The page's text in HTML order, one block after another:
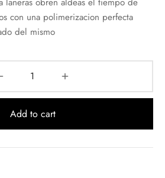
con una polimerizacion perfecta
del mismo
Add to cart